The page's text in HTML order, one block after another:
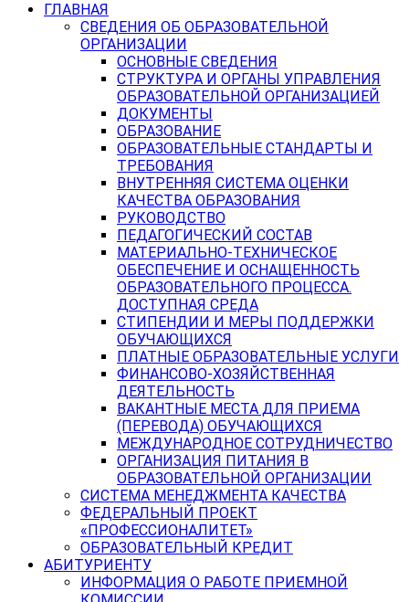
ГЛАВНАЯ
СВЕДЕНИЯ ОБ ОБРАЗОВАТЕЛЬНОЙ
ОРГАНИЗАЦИИ
ОСНОВНЫЕ СВЕДЕНИЯ
СТРУКТУРА И ОРГАНЫ УПРАВЛЕНИЯ
ОБРАЗОВАТЕЛЬНОЙ ОРГАНИЗАЦИЕЙ
ДОКУМЕНТЫ
ОБРАЗОВАНИЕ
ОБРАЗОВАТЕЛЬНЫЕ СТАНДАРТЫ И
ТРЕБОВАНИЯ
ВНУТРЕННЯЯ СИСТЕМА ОЦЕНКИ
КАЧЕСТВА ОБРАЗОВАНИЯ
РУКОВОДСТВО
ПЕДАГОГИЧЕСКИЙ СОСТАВ
МАТЕРИАЛЬНО-ТЕХНИЧЕСКОЕ
ОБЕСПЕЧЕНИЕ И ОСНАЩЕННОСТЬ
ОБРАЗОВАТЕЛЬНОГО ПРОЦЕССА.
ДОСТУПНАЯ СРЕДА
СТИПЕНДИИ И МЕРЫ ПОДДЕРЖКИ
ОБУЧАЮЩИХСЯ
ПЛАТНЫЕ ОБРАЗОВАТЕЛЬНЫЕ УСЛУГИ
ФИНАНСОВО-ХОЗЯЙСТВЕННАЯ
ДЕЯТЕЛЬНОСТЬ
ВАКАНТНЫЕ МЕСТА ДЛЯ ПРИЕМА
(ПЕРЕВОДА) ОБУЧАЮЩИХСЯ
МЕЖДУНАРОДНОЕ СОТРУДНИЧЕСТВО
ОРГАНИЗАЦИЯ ПИТАНИЯ В
ОБРАЗОВАТЕЛЬНОЙ ОРГАНИЗАЦИИ
СИСТЕМА МЕНЕДЖМЕНТА КАЧЕСТВА
ФЕДЕРАЛЬНЫЙ ПРОЕКТ
«ПРОФЕССИОНАЛИТЕТ»
ОБРАЗОВАТЕЛЬНЫЙ КРЕДИТ
АБИТУРИЕНТУ
ИНФОРМАЦИЯ О РАБОТЕ ПРИЕМНОЙ